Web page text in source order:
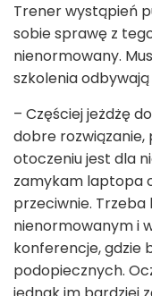
Trener wystąpień
sobie sprawę z
nienormowany.
szkolenia odbywają
– Częściej jeżdżę
dobre rozwiązanie,
otoczeniu jest dla
zamykam laptopa
przeciwnie. Trzeba
nienormowanym i
konferencje, gdzie
podopiecznych.